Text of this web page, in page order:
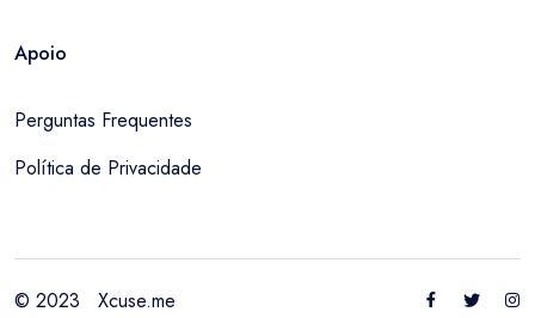
Entrar / Criar Conta Sousel
Apoio
Perguntas Frequentes
Política de Privacidade
© 2023 Xcuse.me